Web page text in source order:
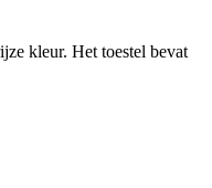
kleur. Het toestel bevat